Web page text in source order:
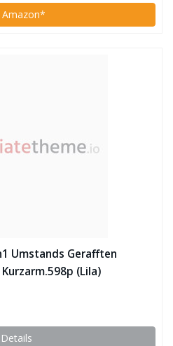
Amazon*
Umstands Gerafften
(Lila)
Details